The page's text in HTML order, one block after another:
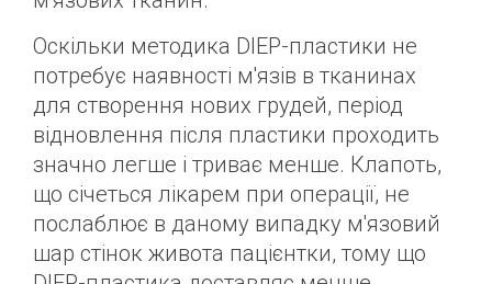
Оскільки методика DIEP-пластики не
потребує наявності м'язів в тканинах
для створення нових грудей, період
відновлення після пластики проходить
значно легше і триває менше. Клапоть,
що січеться лікарем при операції, не
послаблює в даному випадку м'язовий
шар стінок живота пацієнтки, тому що